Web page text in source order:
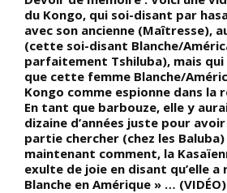
du Kongo, qui soi-disant par
avec son ancienne (Maîtresse),
(cette soi-disant Blanche/
parfaitement Tshiluba), mais
que cette femme Blanche/
Kongo comme espionne dans la
En tant que barbouze, elle y
dizaine d’années juste pour
partie chercher (chez les Baluba)
maintenant comment, la
exulte de joie en disant qu’elle
Blanche en Amérique » … (VIDÉO)